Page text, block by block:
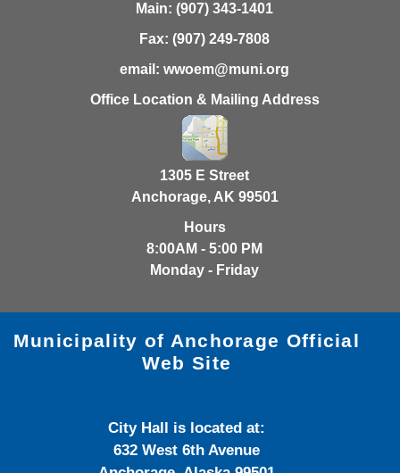
Main: (907) 343-1401
Fax: (907) 249-7808
email: wwoem@muni.org
Office Location & Mailing Address
1305 E Street
Anchorage, AK 99501
Hours
8:00AM - 5:00 PM
Monday - Friday
Municipality of Anchorage Official
Web Site
City Hall is located at:
632 West 6th Avenue